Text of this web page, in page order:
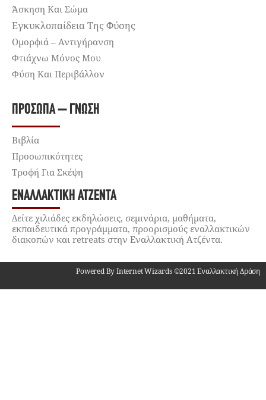
Άσκηση Και Σώμα
Εγκυκλοπαίδεια Της Φύσης
Ομορφιά – Αντιγήρανση
Φτιάχνω Μόνος Μου
Φύση Και Περιβάλλον
ΠΡΌΣΩΠΑ – ΓΝΏΣΗ
Βιβλία
Προσωπικότητες
Τροφή Για Σκέψη
ΕΝΑΛΛΑΚΤΙΚΉ ΑΤΖΈΝΤΑ
Δείτε χιλιάδες εκδηλώσεις, σεμινάρια, μαθήματα,
εκπαιδευτικά προγράμματα, προορισμούς εναλλακτικών
διακοπών και retreats στην Εναλλακτική Ατζέντα.
Powered By Internet Wizards ©2021 Εναλλακτική Δράση